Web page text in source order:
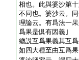
相也。此與婆沙第
不同也。婆沙云。
理論云。有爲法一
爲果是倶有因義｣
總説互爲果義其
如四大種至由互爲